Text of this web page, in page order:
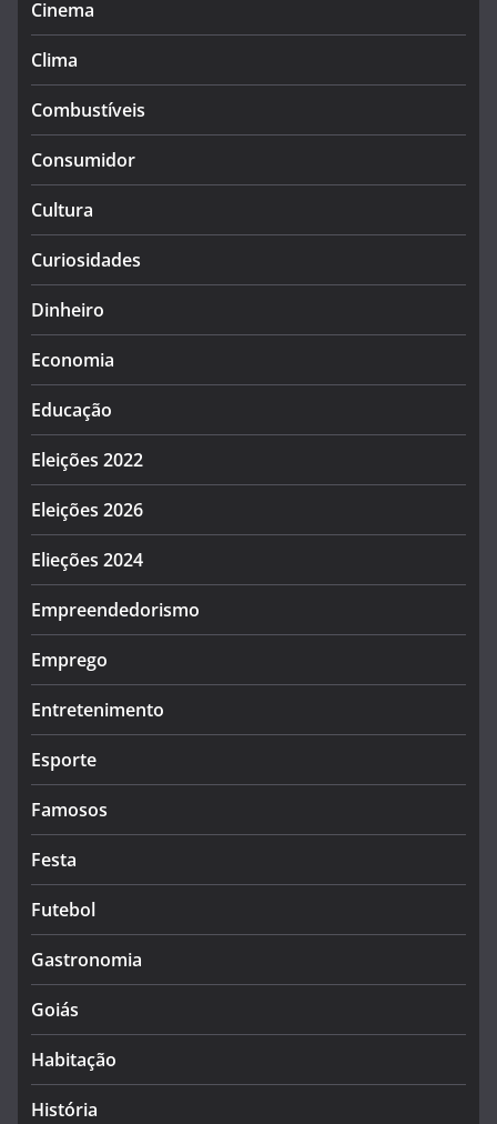
Cinema
Clima
Combustíveis
Consumidor
Cultura
Curiosidades
Dinheiro
Economia
Educação
Eleições 2022
Eleições 2026
Elieções 2024
Empreendedorismo
Emprego
Entretenimento
Esporte
Famosos
Festa
Futebol
Gastronomia
Goiás
Habitação
História